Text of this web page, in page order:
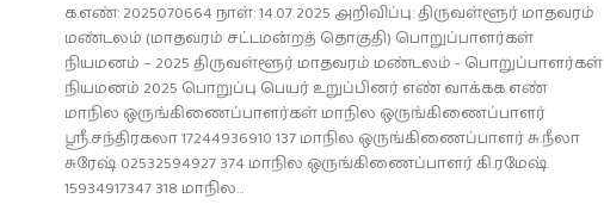
க.எண்: 2025070664 நாள்: 14.07.2025 அறிவிப்பு: திருவள்ளூர் மாதவரம்
மண்டலம் (மாதவரம் சட்டமன்றத் தொகுதி) பொறுப்பாளர்கள்
நியமனம் – 2025 திருவள்ளூர் மாதவரம் மண்டலம் - பொறுப்பாளர்கள்
நியமனம் 2025 பொறுப்பு பெயர் உறுப்பினர் எண் வாக்கக எண்
மாநில ஒருங்கிணைப்பாளர்கள் மாநில ஒருங்கிணைப்பாளர்
ஸ்ரீ.சந்திரகலா 17244936910 137 மாநில ஒருங்கிணைப்பாளர் சு.நீலா
சுரேஷ் 02532594927 374 மாநில ஒருங்கிணைப்பாளர் கி.ரமேஷ்
15934917347 318 மாநில...